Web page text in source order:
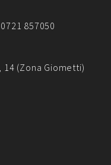
0721 857050
14 (Zona Giometti)